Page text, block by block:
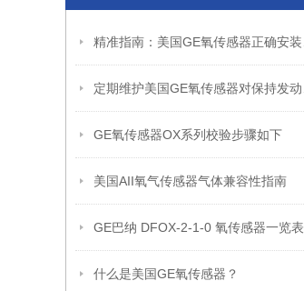
GE氧传感器OX系列校验步骤如下
美国AII氧气传感器气体兼容性指南
GE巴纳 DFOX-2-1-0 氧传感器一览表
什么是美国GE氧传感器？